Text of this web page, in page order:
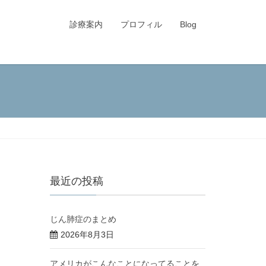
診療案内 プロフィル Blog
最近の投稿
じん肺症のまとめ
2026年8月3日
アメリカがこんなことになってることを